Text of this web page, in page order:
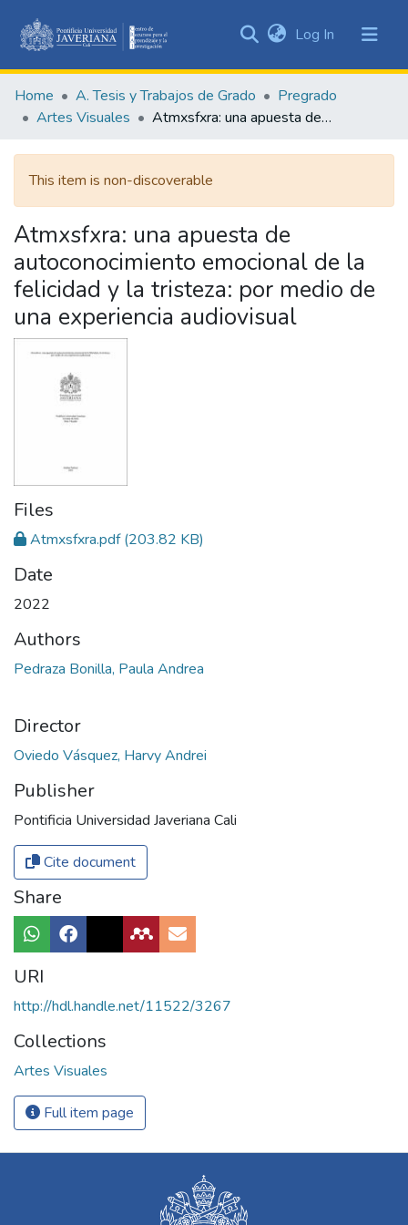
&
Collections
Statistics
Log In (current)
Home A. Tesis y Trabajos de Grado
Pregrado
Artes Visuales
Atmxsfxra: una apuesta de autoconocimiento emocional de la felicidad y la tristeza: por medio de una experiencia audiovisual
This item is non-discoverable
Atmxsfxra: una apuesta de
autoconocimiento emocional de la
felicidad y la tristeza: por medio de
una experiencia audiovisual
Files
Atmxsfxra.pdf(203.82 KB)
Date
2022
Authors
Pedraza Bonilla, Paula Andrea
Director
Oviedo Vásquez, Harvy Andrei
Publisher
Pontificia Universidad Javeriana Cali
Cite document
Share
URI
http://hdl.handle.net/11522/3267
Collections
Artes Visuales
Full item page